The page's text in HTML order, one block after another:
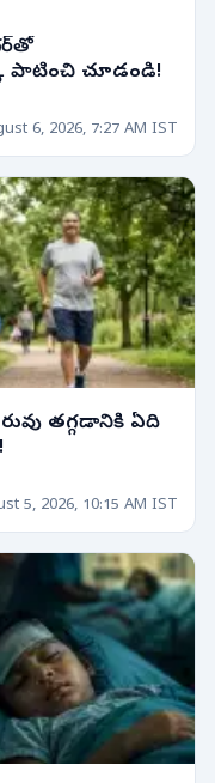
పాటించి చూడండి!
6, 2026, 7:27 AM IST
తగ్గడానికి ఏది
5, 2026, 10:15 AM IST